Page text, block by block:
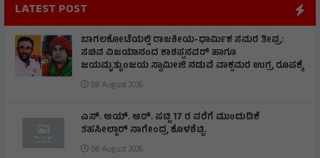
LATEST POST
ಬಾಗಲಕೋಟೆಯಲ್ಲಿ ರಾಜಕೀಯ-ಧಾರ್ಮಿಕ ಸಮರ ತೀವ್ರ:
ಸಚಿವ ವಿಜಯಾನಂದ ಕಾಶಪ್ಪನವರ್ ಹಾಗೂ
ಜಯಮೃತ್ಯುಂಜಯ ಸ್ವಾಮೀಜಿ ನಡುವೆ ವಾಕ್ಸಮರ ಉಗ್ರ ರೂಪಕ್ಕೆ
08 August 2026
ಎಸ್. ಆಯ್. ಆರ್. ಪಟ್ಟಿ 17 ರ ವರೆಗೆ ಮುಂದುಡಿಕೆ
ತಹಸೀಲ್ದಾರ್ ನಾಗೇಂದ್ರ ಕೊಳಶೆಟ್ಟಿ.
08 August 2026